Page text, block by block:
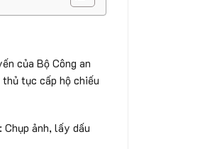
của Bộ Công an
tục cấp hộ chiếu
ảnh, lấy dấu